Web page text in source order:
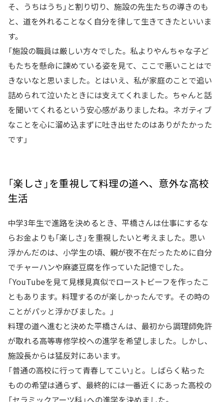
そ、うちはうち」と割り切り、施設の先生たちの導きのも
と、道を外れることなく自分を律して生きてきたといいま
す。
「施設の職員は厳しい方々でした。私よりやんちゃな子ど
もたちを懸命に諫めている姿を見て、ここで悪いことはで
きないなと思いました。とはいえ、私が家庭のことで追い
詰められて泣いたときには支えてくれました。ちゃんと話
を聞いてくれるという安心感がありましたね。ネガティブ
なことを心に溜め込まずに吐き出せたのはありがたかった
です」
「楽しさ」を重視して料理の道へ、意外な高校
生活
中学3年生で進路を決めるとき、平橋さんは仕事にするな
らお金よりも「楽しさ」を重視したいと考えました。思い
浮かんだのは、小学生の頃、親が夜不在だったために自分
でチャーハンや麻婆豆腐を作っていた記憶でした。
「YouTubeを見て見様見真似でローストビーフを作ったこ
ともあります。料理するのが楽しかったんです。その時の
ことがパッと浮かびました。」
料理の道へ進むと決めた平橋さんは、最初から調理師免許
が取れる高等専修学校への進学を希望しました。しかし、
施設長からは猛反対にあいます。
「普通の高校に行って青春してこい」と。しばらく粘った
ものの希望は通らず、最終的には一番近くにあった高校の
「セラミックアーツ科」への進学を決めました。